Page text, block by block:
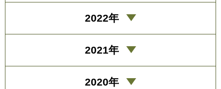
2022年
2021年
2020年